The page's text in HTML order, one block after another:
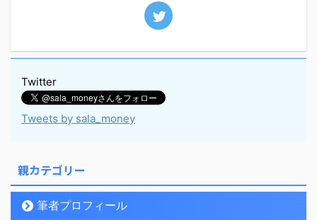
Twitter
Tweets by sala_money
親カテゴリー
筆者プロフィール